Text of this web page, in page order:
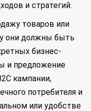
и стратегий.
товаров или
они должны быть
бизнес-
и предложение
кампании,
потребителя и
или удобстве